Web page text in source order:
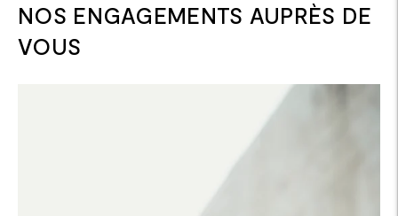
NOS ENGAGEMENTS AUPRÈS DE
VOUS